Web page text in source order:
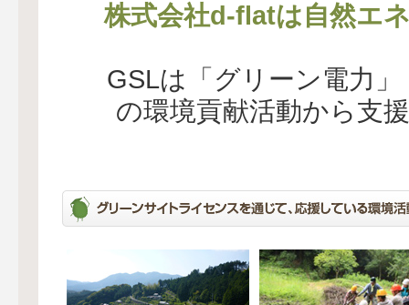
株式会社d-flatは自然エ
GSLは「グリーン電力
の環境貢献活動から支